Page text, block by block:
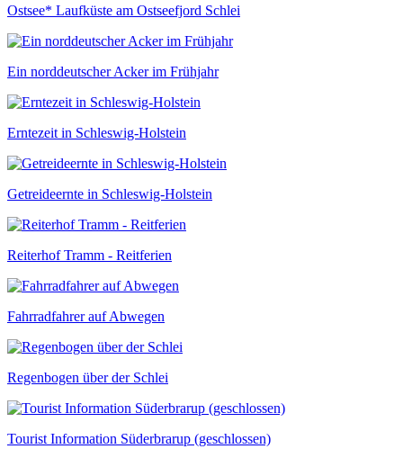
Ostsee* Laufküste am Ostseefjord Schlei
Ein norddeutscher Acker im Frühjahr
Erntezeit in Schleswig-Holstein
Getreideernte in Schleswig-Holstein
Reiterhof Tramm - Reitferien
Fahrradfahrer auf Abwegen
Regenbogen über der Schlei
Tourist Information Süderbrarup (geschlossen)